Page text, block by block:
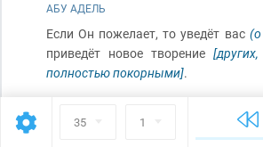
35 1
АБУ АДЕЛЬ
Если Он пожелает, то уведёт вас
приведёт новое творение
полностью покорными].
35